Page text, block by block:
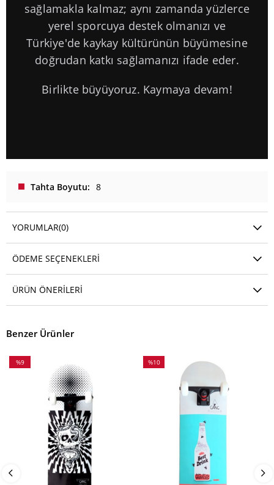
sağlamakla kalmaz; aynı zamanda yüzlerce
yerel sporcuya destek olmanızı ve
Türkiye'de kaykay kültürünün büyümesine
doğrudan katkı sağlamanızı ifade eder.
Birlikte büyüyoruz. Kaymaya devam!
Tahta Boyutu 8
YORUMLAR(0)
ÖDEME SEÇENEKLERI
ÜRÜN ÖNERILERI
Benzer Ürünler
%9
%10